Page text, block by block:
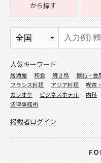
から探す
人気キーワード
居酒屋 和食 焼き鳥 懐石・会
フランス料理
アジア料理 喫茶
カラオケ
ビジネスホテル 内科
法律事務所
掲載者ログイン